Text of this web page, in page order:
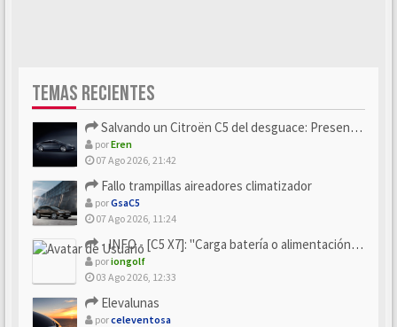
TEMAS RECIENTES
Salvando un Citroën C5 del desguace: Presentación y seguimiento
porEren
07 Ago 2026, 21:42
Fallo trampillas aireadores climatizador
porGsaC5
07 Ago 2026, 11:24
- INFO - [C5 X7]: "Carga batería o alimentación eléctri...
poriongolf
03 Ago 2026, 12:33
Elevalunas
porceleventosa